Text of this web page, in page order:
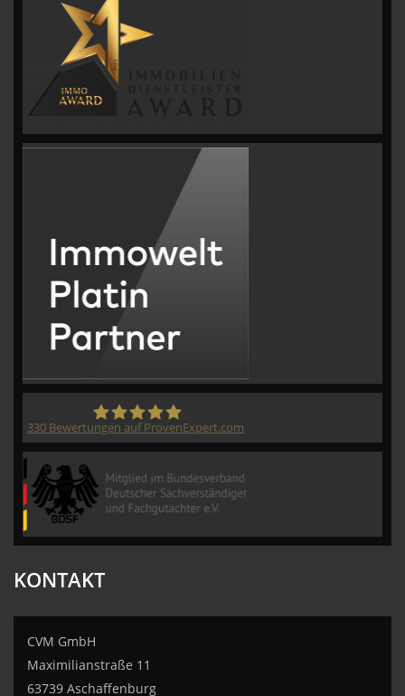
330 Bewertungen auf ProvenExpert.com
KONTAKT
CVM GmbH
Maximilianstraße 11
63739 Aschaffenburg